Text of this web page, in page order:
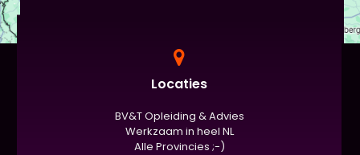
Locaties
BV&T Opleiding & Advies
Werkzaam in heel NL
Alle Provincies ;-)